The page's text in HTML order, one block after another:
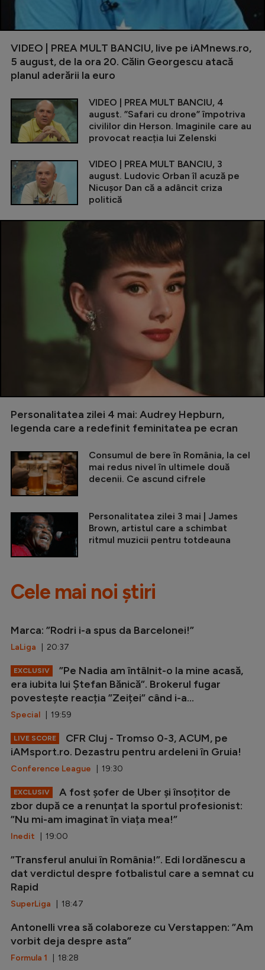
VIDEO | PREA MULT BANCIU, live pe iAMnews.ro,
5 august, de la ora 20. Călin Georgescu atacă
planul aderării la euro
VIDEO | PREA MULT BANCIU, 4
august. ”Safari cu drone” împotriva
civililor din Herson. Imaginile care au
provocat reacția lui Zelenski
VIDEO | PREA MULT BANCIU, 3
august. Ludovic Orban îl acuză pe
Nicușor Dan că a adâncit criza
politică
Personalitatea zilei 4 mai: Audrey Hepburn,
legenda care a redefinit feminitatea pe ecran
Consumul de bere în România, la cel
mai redus nivel în ultimele două
decenii. Ce ascund cifrele
Personalitatea zilei 3 mai | James
Brown, artistul care a schimbat
ritmul muzicii pentru totdeauna
Cele mai noi știri
Marca: ”Rodri i-a spus da Barcelonei!”
LaLiga | 20:37
EXCLUSIV
”Pe Nadia am întâlnit-o la mine acasă,
era iubita lui Ștefan Bănică”. Brokerul fugar
povestește reacția ”Zeiței” când i-a...
Special | 19:59
LIVE SCORE
CFR Cluj - Tromso 0-3, ACUM, pe
iAMsport.ro. Dezastru pentru ardeleni în Gruia!
Conference League | 19:30
EXCLUSIV
A fost șofer de Uber și însoțitor de
zbor după ce a renunțat la sportul profesionist:
”Nu mi-am imaginat în viața mea!”
Inedit | 19:00
”Transferul anului în România!”. Edi Iordănescu a
dat verdictul despre fotbalistul care a semnat cu
Rapid
SuperLiga | 18:47
Antonelli vrea să colaboreze cu Verstappen: ”Am
vorbit deja despre asta”
Formula 1 | 18:28